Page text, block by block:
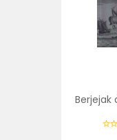
Berjejak